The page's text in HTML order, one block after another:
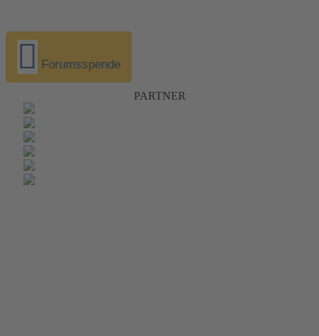
Forumsspende
PARTNER